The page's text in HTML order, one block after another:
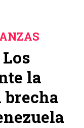
la
brecha